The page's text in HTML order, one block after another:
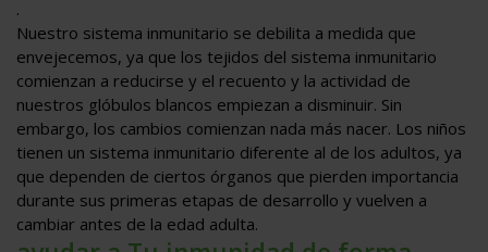
.
Nuestro sistema inmunitario se debilita a medida que
envejecemos, ya que los tejidos del sistema inmunitario
comienzan a reducirse y el recuento y la actividad de
nuestros glóbulos blancos empiezan a disminuir. Sin
embargo, los cambios comienzan nada más nacer. Los niños
tienen un sistema inmunitario diferente al de los adultos, ya
que dependen de ciertos órganos que pierden importancia
durante sus primeras etapas de desarrollo y vuelven a
cambiar antes de la edad adulta.